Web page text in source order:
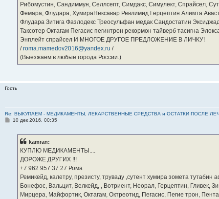
Рибомустин, Сандиммун, Селлсепт, Симдакс, Симулект, Спрайсел,
Фемара, Флудара, ХумираНексавар Ревлимид Герцептин Алимта
Флудара Зитига Фазлодекс Треосульфан медак Сандостатин
Таксотер Октагам Пегасис пегинтрон рекормон тайверб тасигна
Энплейт спрайсел И МНОГОЕ ДРУГОЕ ПРЕДЛОЖЕНИЕ В ЛИЧКУ!
/roma.mamedov2016@yandex.ru /
(Выезжаем в любые города России.)
Гость
Re: ВЫКУПАЕМ - МЕДИКАМЕНТЫ, ЛЕКАРСТВЕННЫЕ СРЕДСТВА и ОСТАТКИ ПОСЛЕ
С10 дек 2016, 00:35
kamran:
КУПЛЮ МЕДИКАМЕНТЫ....
ДОРОЖЕ ДРУГИХ !!!
‪+7 962 957 37 27‬ Рома
Ремикейд, калетру, презисту, труваду ,сутент хумира зомета
Бонефос, Вальцит, Велкейд, , Вотриент, Неорал, Герцептин, Гливек,
Мирцера, Майфортик, Октагам, Октреотид, Пегасис, Пегие трон,